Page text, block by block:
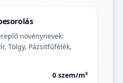
növénynevek:
Tölgy, Pázsitfűfélék,
0 szem/m³